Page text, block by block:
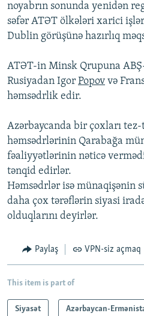
noyabrın sonunda yenidən
səfər ATƏT ölkələri xarici
Dublin görüşünə hazırlıq
ATƏT-in Minsk Qrupuna
Rusiyadan Igor Popov və
həmsədrlik edir.
Azərbaycanda bir çoxları
həmsədrlərinin Qarabağa
fəaliyyətlərinin nəticə
tənqid edirlər.
Həmsədrlər isə münaqişənin
daha çox tərəflərin siyasi
olduqlarını deyirlər.
Paylaş VPN-siz açmaq
This item is part of
Siyasət Azərbaycan-